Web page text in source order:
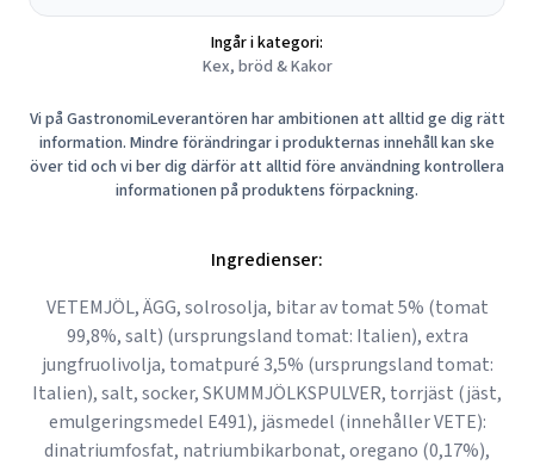
Ingår i kategori:
Kex, bröd & Kakor
Vi på GastronomiLeverantören har ambitionen att alltid ge dig rätt
information. Mindre förändringar i produkternas innehåll kan ske
över tid och vi ber dig därför att alltid före användning kontrollera
informationen på produktens förpackning.
Ingredienser:
VETEMJÖL, ÄGG, solrosolja, bitar av tomat 5% (tomat
99,8%, salt) (ursprungsland tomat: Italien), extra
jungfruolivolja, tomatpuré 3,5% (ursprungsland tomat:
Italien), salt, socker, SKUMMJÖLKSPULVER, torrjäst (jäst,
emulgeringsmedel E491), jäsmedel (innehåller VETE):
dinatriumfosfat, natriumbikarbonat, oregano (0,17%),